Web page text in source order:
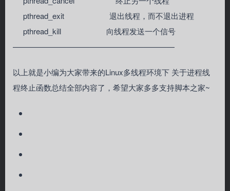
pthread_exit 退出线程，而不退出进程
pthread_kill 向线程发送一个信号
—————————————————————
以上就是小编为大家带来的Linux多线程环境下 关于进程线
程终止函数总结全部内容了，希望大家多多支持脚本之家~